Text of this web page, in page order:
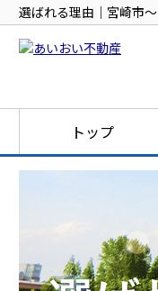
選ばれる理由｜宮崎市
トップ